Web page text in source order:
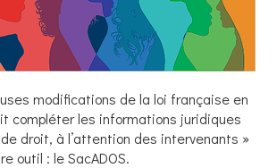
modifications de la loi française en
compléter les informations juridiques
droit, à l’attention des intervenants »
outil : le SacADOS.